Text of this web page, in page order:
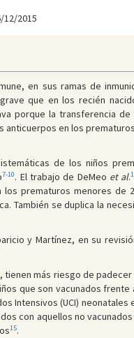
12/2015
en sus ramas de
que en los recién
porque la transferencia
en los
de los niños
7-10. El trabajo de DeMeo et al.
prematuros menores de
También se duplica la
y Martínez, en su
más riesgo de
que son vacunados
(UCI) neonatales
con aquellos no vacunados
15.